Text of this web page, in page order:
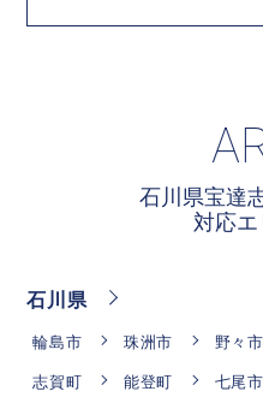
石川県宝達
対応
石川県
輪島市 珠洲市 野々
志賀町
能登町 七尾市